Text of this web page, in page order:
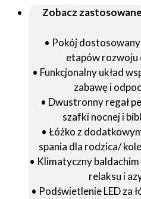
Zobacz
• Pokój
etapów rozwoju
• Funkcjonalny układ
zabawę i
• Dwustronny regał
szafki nocnej i
• Łóżko z
spania dla rodzica/
• Klimatyczny
relaksu i
• Podświetlenie LED za